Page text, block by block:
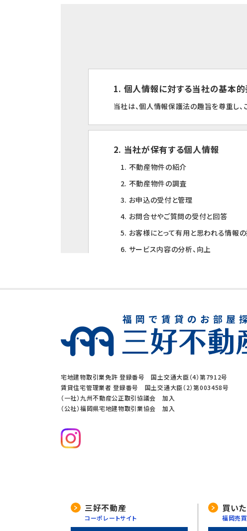
1. 個人情報に対する当社の基本
当社は、個人情報保護法の趣旨を尊重し、
2. 当社が保有する個人情報
1. 不動産物件の紹介
2. 不動産物件の調査
3. お申込の受付と管理
4. お問合せやご質問の受付と回答
5. お客様にとって有用と思われる情報
6. サービス内容の分析、向上
1. ご本人の同意がある場合
2. 法令に基づく場合
3. 利用目的の範囲内で個人情報の取扱
4. 人の生命、身体又は財産の保護のた
5. 公衆衛生の向上、児童の健全な育成
6. 国や地方公共団体などに協力する場
7. 合併又は譲渡などの事由による事
当社は、利用目的の達成に必要な範囲内
宅地建物取引業免許 登録番号 国土交通大臣（4）第7912号
賃貸住宅管理業者 登録番号 国土交通大臣（2）第003458号
（一社）九州不動産公正取引協議会 加入
（公社）福岡県宅地建物取引業協会 加入
三好不動産
コーポレートサイト
買い
福岡売